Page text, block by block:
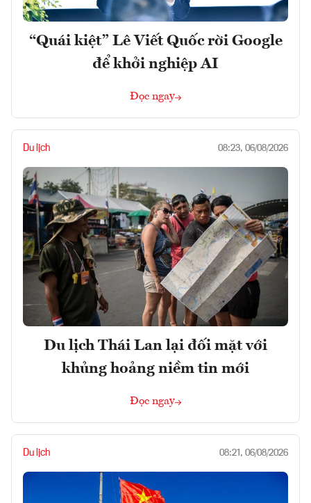
“Quái kiệt” Lê Viết Quốc rời Google
để khởi nghiệp AI
Đọc ngay
Du lịch 08:23, 06/08/2026
Du lịch Thái Lan lại đối mặt với
khủng hoảng niềm tin mới
Đọc ngay
Du lịch 08:21, 06/08/2026